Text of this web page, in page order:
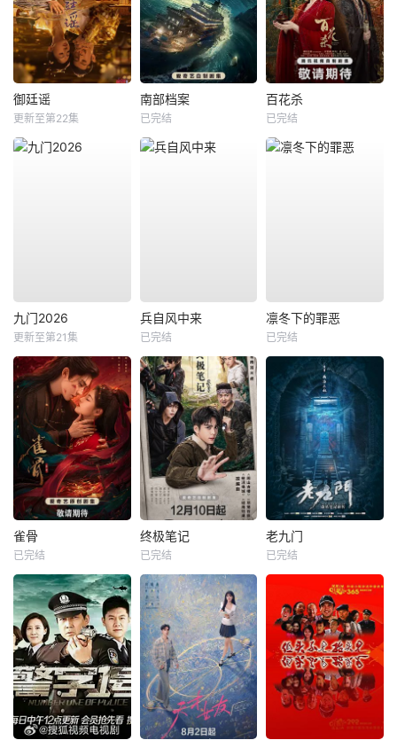
御廷谣
更新至第22集
南部档案
已完结
百花杀
已完结
九门2026
更新至第21集
兵自风中来
已完结
凛冬下的罪恶
已完结
雀骨
已完结
终极笔记
已完结
老九门
已完结